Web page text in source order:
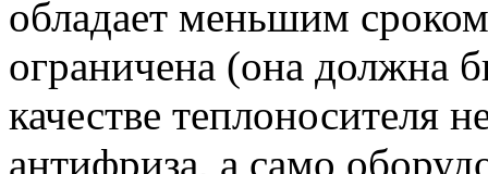
обладает меньшим
ограничена (она должна
качестве теплоносителя
антифриза, а само